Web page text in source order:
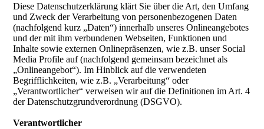
Diese Datenschutzerklärung klärt Sie über die Art, den Umfang
und Zweck der Verarbeitung von personenbezogenen Daten
(nachfolgend kurz „Daten“) innerhalb unseres Onlineangebotes
und der mit ihm verbundenen Webseiten, Funktionen und
Inhalte sowie externen Onlinepräsenzen, wie z.B. unser Social
Media Profile auf (nachfolgend gemeinsam bezeichnet als
„Onlineangebot“). Im Hinblick auf die verwendeten
Begrifflichkeiten, wie z.B. „Verarbeitung“ oder
„Verantwortlicher“ verweisen wir auf die Definitionen im Art. 4
der Datenschutzgrundverordnung (DSGVO).
Verantwortlicher